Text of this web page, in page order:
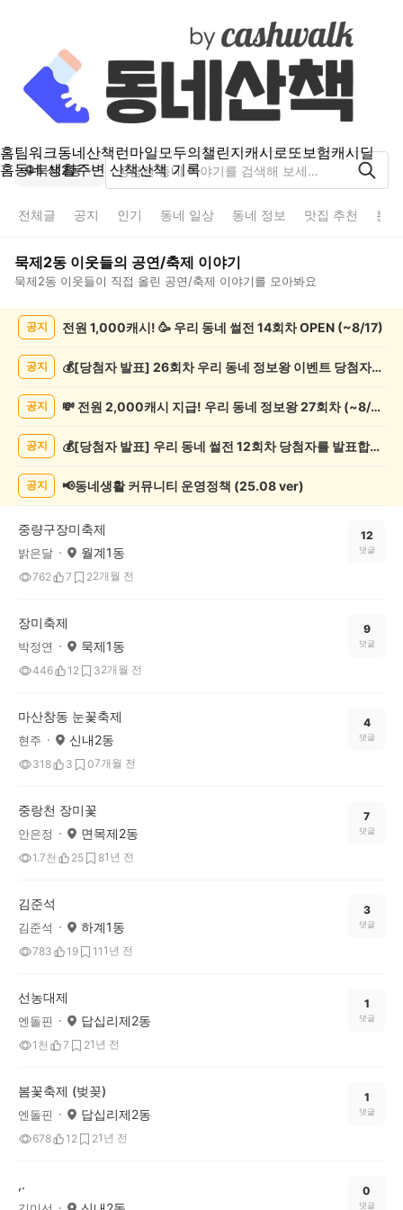
홈팀워크동네산책런마일모두의챌린지캐시로또보험캐시딜
홈동네 생활주변 산책산책 기록
묵제2동
전체글 공지 인기 동네 일상 동네 정보 맛집 추천 분
묵제2동 이웃들의 공연/축제 이야기
묵제2동 이웃들이 직접 올린 공연/축제 이야기를 모아봐요
연/
목
공지 전원 1,000캐시! 🥳 우리 동네 썰전 14회차 OPEN (~8/17)
공지 💰[당첨자 발표] 26회차 우리 동네 정보왕 이벤트 당첨자를 발표합니다!
공지 💸 전원 2,000캐시 지급! 우리 동네 정보왕 27회차 (~8/10)
공지 💰[당첨자 발표] 우리 동네 썰전 12회차 당첨자를 발표합니다!
공지 📢동네생활 커뮤니티 운영정책 (25.08 ver)
중량구장미축제
밝은달 월계1동
762 7 22개월 전
12
댓글
장미축제
박정연 묵제1동
446 12 32개월 전
9
댓글
마산창동 눈꽃축제
현주 신내2동
318 3 07개월 전
4
댓글
중랑천 장미꽃
안은정 면목제2동
1.7천 25 81년 전
7
댓글
김준석
김준석 하계1동
783 19 11 1년 전
3
댓글
선농대제
엔돌핀 답십리제2동
1천 7 21년 전
1
댓글
봄꽃축제 (벚꽂)
엔돌핀 답십리제2동
678 12 21년 전
1
댓글
,. 0
댓글